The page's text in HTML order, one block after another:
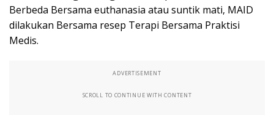
Berbeda Bersama euthanasia atau suntik mati, MAID
dilakukan Bersama resep Terapi Bersama Praktisi
Medis.
ADVERTISEMENT
SCROLL TO CONTINUE WITH CONTENT